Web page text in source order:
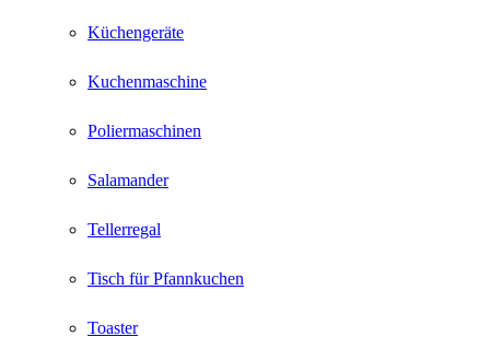
Küchengeräte
Kuchenmaschine
Poliermaschinen
Salamander
Tellerregal
Tisch für Pfannkuchen
Toaster